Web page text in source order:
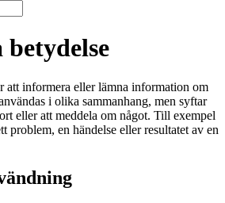
att informera eller lämna information om
i olika sammanhang, men syftar
eller att meddela om något. Till exempel
problem, en händelse eller resultatet av en